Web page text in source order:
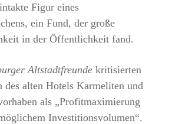
Figur eines
ein Fund, der große
in der Öffentlichkeit fand.
Altstadtfreunde kritisierten
des alten Hotels Karmeliten und
als „Profitmaximierung
Investitionsvolumen“.